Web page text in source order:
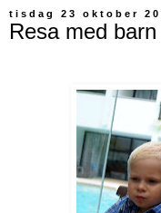
tisdag 23 oktober
Resa med barn